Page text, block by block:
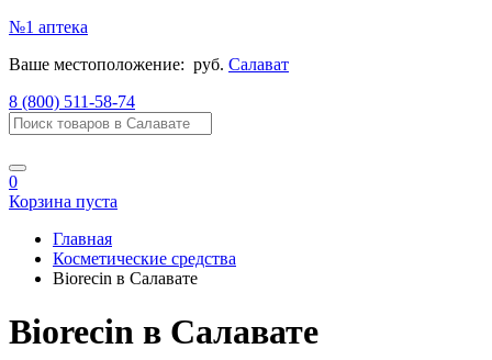
№1 аптека
Ваше местоположение: руб. Салават
8 (800) 511-58-74
0
Корзина пуста
Главная
Косметические средства
Biorecin в Салавате
Biorecin в Салавате